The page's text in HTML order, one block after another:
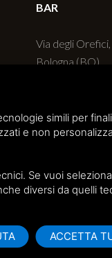
BAR
Via degli
Bologna (BO)
+39 051
simili per
e non
Se vuoi
diversi da quelli
ACCETTA